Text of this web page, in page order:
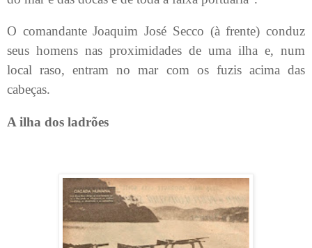
O comandante Joaquim José Secco (à frente) conduz
seus homens nas proximidades de uma ilha e, num
local raso, entram no mar com os fuzis acima das
cabeças.
A ilha dos ladrões